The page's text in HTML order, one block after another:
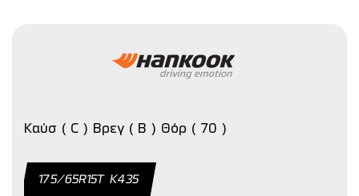
Καύσ ( C ) Βρεγ ( B ) Θόρ ( 70 )
175/65R15T K435